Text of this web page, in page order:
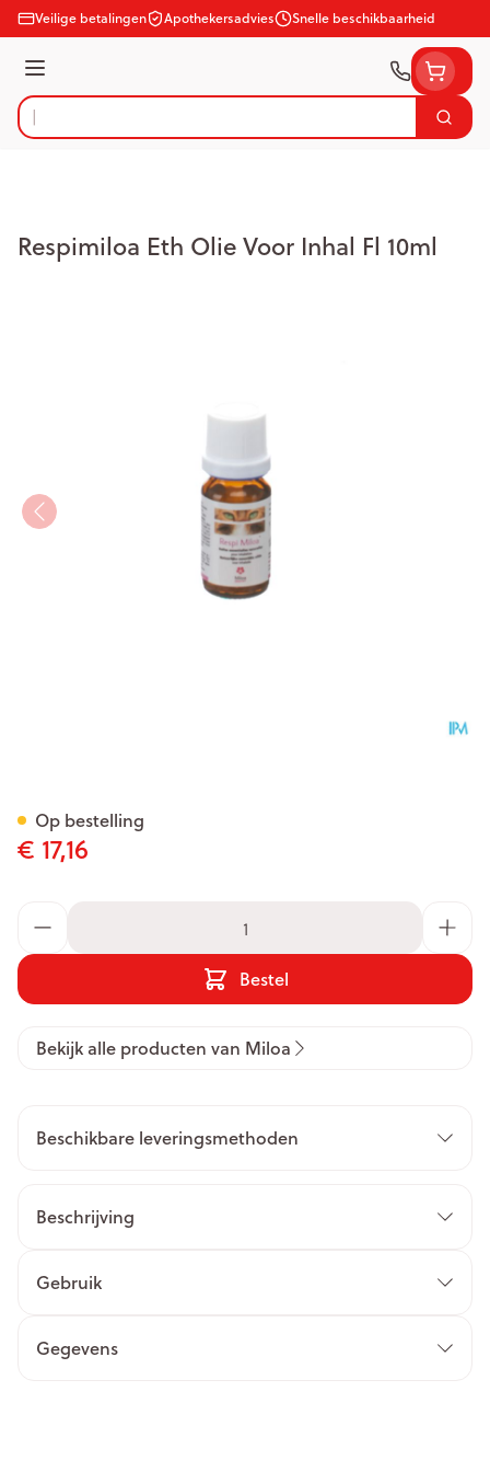
Ga naar de inhoud
Veilige betalingen Apothekersadvies Snelle beschikbaarheid
Menu
Product, merk, categorie...
Zoek
Respimiloa Eth Olie Voor Inhal Fl 10ml
€ 17,16
Bestel
Op bestelling
Bekijk alle producten van Miloa
Beschikbare leveringsmethoden
Beschrijving
Gebruik
Gegevens